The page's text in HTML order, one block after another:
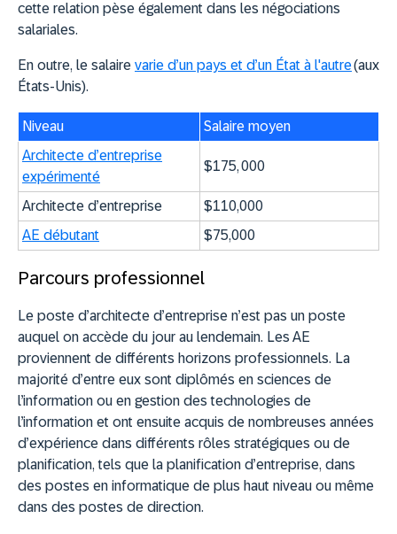
cette relation pèse également dans les négociations
salariales.
En outre, le salaire varie d’un pays et d’un État à l'autre(aux
États-Unis).
Niveau
Salaire moyen
Architecte d’entreprise
expérimenté
$175, 000
Architecte d’entreprise
$110,000
AE débutant
$75,000
Parcours professionnel
Le poste d’architecte d’entreprise n’est pas un poste
auquel on accède du jour au lendemain. Les AE
proviennent de différents horizons professionnels. La
majorité d’entre eux sont diplômés en sciences de
l’information ou en gestion des technologies de
l’information et ont ensuite acquis de nombreuses années
d’expérience dans différents rôles stratégiques ou de
planification, tels que la planification d’entreprise, dans
des postes en informatique de plus haut niveau ou même
dans des postes de direction.